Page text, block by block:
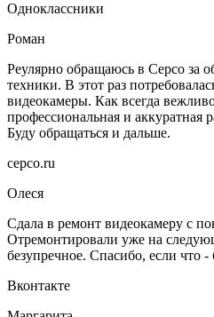
Одноклассники
Роман
Реулярно обращаюсь в Серсо за
техники. В этот раз
видеокамеры. Как всегда
профессиональная и аккуратная
Буду обращаться и дальше.
серсо.ru
Олеся
Сдала в ремонт видеокамеру с
Отремонтировали уже на
безупречное. Спасибо, если что -
Вконтакте